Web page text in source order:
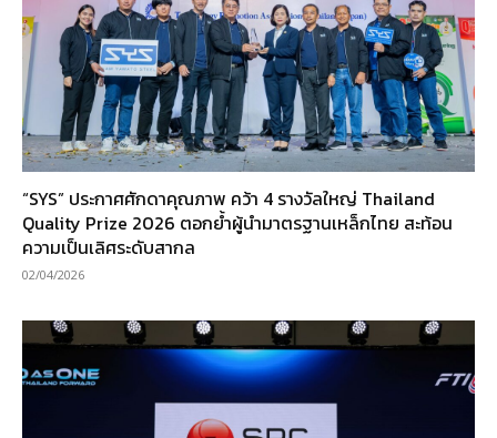
“SYS” ประกาศศักดาคุณภาพ คว้า 4 รางวัลใหญ่ Thailand
Quality Prize 2026 ตอกย้ำผู้นำมาตรฐานเหล็กไทย สะท้อน
ความเป็นเลิศระดับสากล
02/04/2026